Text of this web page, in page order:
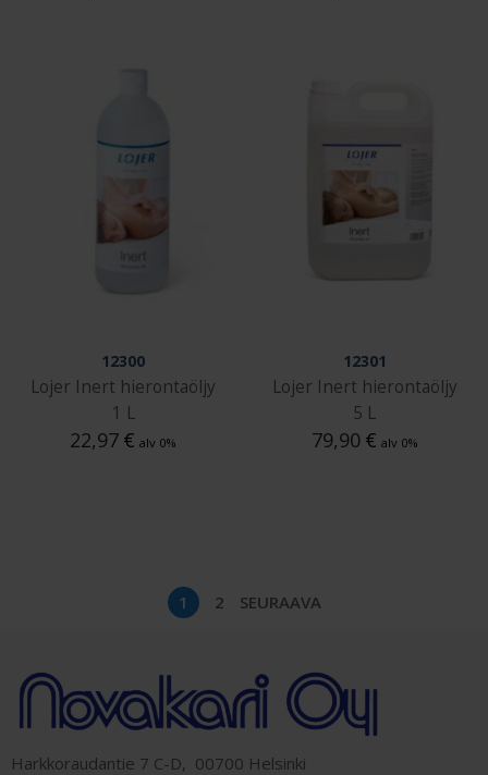
12300
Lojer Inert hierontaöljy
1 L
22,97 € alv 0%
12301
Lojer Inert hierontaöljy
5 L
79,90 € alv 0%
1 2 SEURAAVA
Harkkoraudantie 7 C-D, 00700 Helsinki